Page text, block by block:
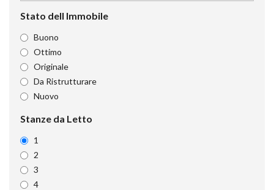
Stato dell Immobile
Buono
Ottimo
Originale
Da Ristrutturare
Nuovo
Stanze da Letto
1
2
3
4